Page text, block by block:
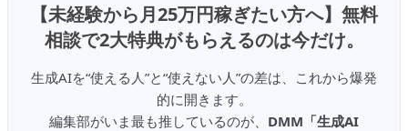
【未経験から月25万円稼ぎたい方へ】無料
相談で2大特典がもらえるのは今だけ。
生成AIを“使える人”と“使えない人”の差は、これから爆発
的に開きます。
編集部がいま最も推しているのが、 DMM「生成AI